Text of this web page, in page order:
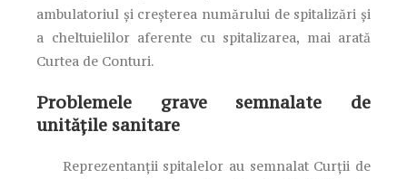
ambulatoriul şi creşterea numărului de spitalizări şi
a cheltuielilor aferente cu spitalizarea, mai arată
Curtea de Conturi.
Problemele grave semnalate de
unitățile sanitare
Reprezentanții spitalelor au semnalat Curții de